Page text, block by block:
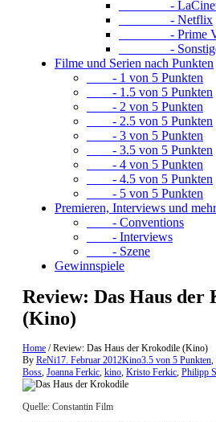
-
- Netflix
- Prime
-
Filme und Serien nach Punkten
- 1 von 5 Punkten
- 1.5 von 5 Punkten
- 2 von 5 Punkten
- 2.5 von 5 Punkten
- 3 von 5 Punkten
- 3.5 von 5 Punkten
- 4 von 5 Punkten
- 4.5 von 5 Punkten
- 5 von 5 Punkten
Premieren, Interviews und mehr
- Conventions
- Interviews
- Szene
Gewinnspiele
Review: Das Haus der
(Kino)
Home /Review: Das Haus der Krokodile (Kino)
By ReNi17. Februar 2012Kino3.5 von 5 Punkten,
Boss, Joanna Ferkic, kino, Kristo Ferkic, Philipp
Quelle: Constantin Film